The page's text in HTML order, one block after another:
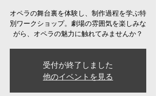
オペラの舞台裏を体験し、制作過程を学ぶ特
別ワークショップ。劇場の雰囲気を楽しみな
がら、オペラの魅力に触れてみませんか？
受付が終了しました
他のイベントを見る